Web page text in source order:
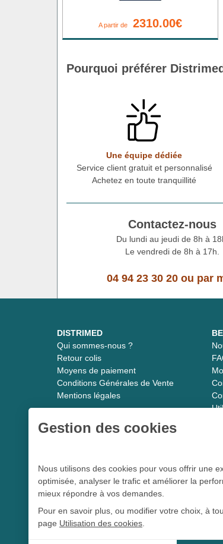
A partir de2310.00€
Pourquoi préférer
Une équipe dédiée
Service client gratuit et personnalisé
Achetez en toute tranquillité
Contactez-nous
Du lundi au jeudi de 8h à
Le vendredi de 8h à 17h.
04 94 23 30 20 ou par
DISTRIMED
Qui sommes-nous ?
Retour colis
Moyens de paiement
Conditions Générales de Vente
Mentions légales
Distrimed.com 1989 - 2026
Le spécialiste du matériel médical
L 5213-3 du code de la santé
Gestion des cookies
Nous utilisons des cookies pour vous offrir une
optimisée, analyser le trafic et améliorer la
mieux répondre à vos demandes.
Pour en savoir plus, ou modifier votre choix, à
page Utilisation des cookies